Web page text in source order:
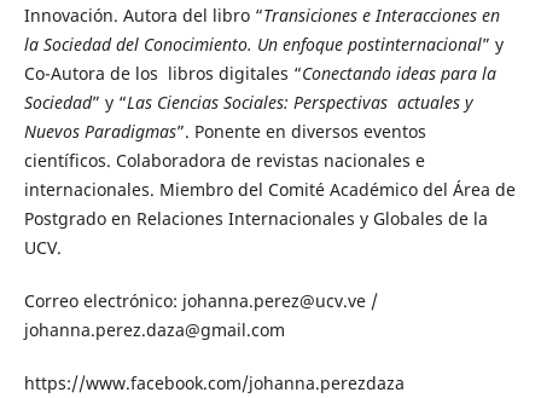
Innovación. Autora del libro “Transiciones e Interacciones en
la Sociedad del Conocimiento. Un enfoque postinternacional” y
Co-Autora de los libros digitales “Conectando ideas para la
Sociedad” y “Las Ciencias Sociales: Perspectivas actuales y
Nuevos Paradigmas”. Ponente en diversos eventos
científicos. Colaboradora de revistas nacionales e
internacionales. Miembro del Comité Académico del Área de
Postgrado en Relaciones Internacionales y Globales de la
UCV.
Correo electrónico: johanna.perez@ucv.ve /
johanna.perez.daza@gmail.com
https://www.facebook.com/johanna.perezdaza